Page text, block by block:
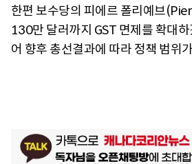
한편 보수당의 피에르 폴리예브
130만 달러까지 GST 면제를 확대
어 향후 총선결과에 따라 정책 범위